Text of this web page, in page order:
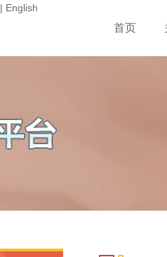
| English
首页